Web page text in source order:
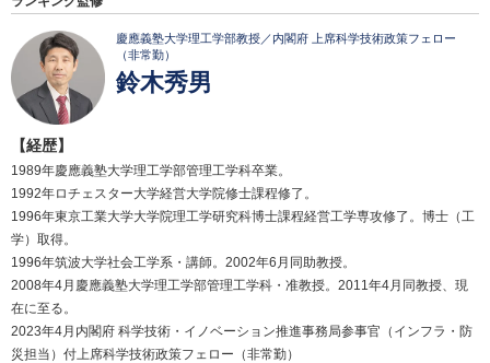
慶應義塾大学理工学部教授／内閣府 上席科学技術政策フェロー
（非常勤）
鈴木秀男
【経歴】
1989年慶應義塾大学理工学部管理工学科卒業。
1992年ロチェスター大学経営大学院修士課程修了。
1996年東京工業大学大学院理工学研究科博士課程経営工学専攻修了。博士（工
学）取得。
1996年筑波大学社会工学系・講師。2002年6月同助教授。
2008年4月慶應義塾大学理工学部管理工学科・准教授。2011年4月同教授、現
在に至る。
2023年4月内閣府 科学技術・イノベーション推進事務局参事官（インフラ・防
災担当）付上席科学技術政策フェロー（非常勤）